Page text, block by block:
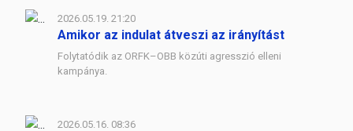
2026.05.19. 21:20
Amikor az indulat átveszi az irányítást
Folytatódik az ORFK–OBB közúti agresszió elleni
kampánya.
2026.05.16. 08:36